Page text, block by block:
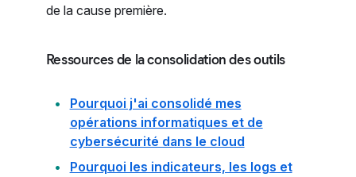
de la cause première.
Ressources de la consolidation des outils
Pourquoi j'ai consolidé mes
opérations informatiques et de
cybersécurité dans le cloud
Pourquoi les indicateurs, les logs et